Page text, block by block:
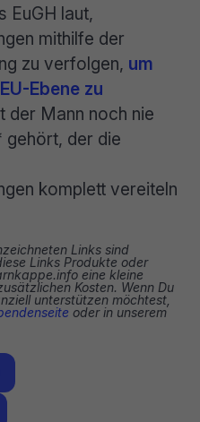
EuGH laut,
mithilfe der
zu verfolgen, um
Ebene zu
der Mann noch nie
gehört, der die
komplett vereiteln
Links sind
Links Produkte oder
eine kleine
Kosten. Wenn Du
unterstützen möchtest,
oder in unserem